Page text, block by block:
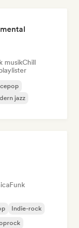
musikChill
jazz
Funk
Indie-rock